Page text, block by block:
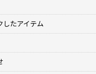
・ハーネス・リード
したアイテム